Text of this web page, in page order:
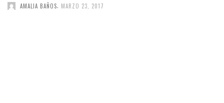
AMALIA BAÑOS, MARZO 23, 2017